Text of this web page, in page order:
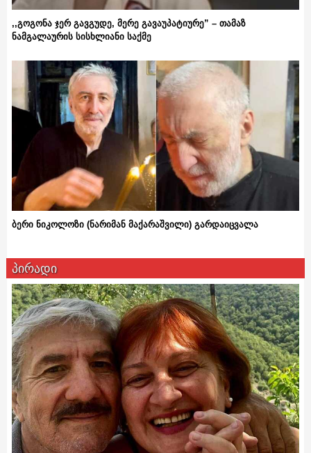
,,გოგონა ჯერ გავგუდე, მერე გავაუპატიურე” – თამაზ
ნამგალაურის სისხლიანი საქმე
ბერი ნიკოლოზი (ნარიმან მაქარაშვილი) გარდაიცვალა
პირადი